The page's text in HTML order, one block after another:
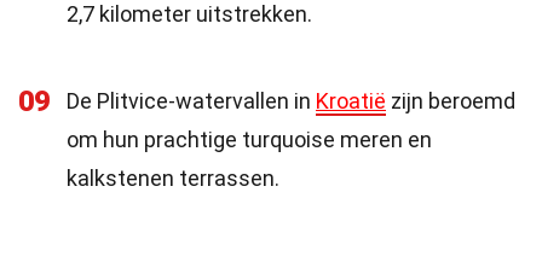
2,7 kilometer uitstrekken.
09 De Plitvice-watervallen in Kroatië zijn beroemd
om hun prachtige turquoise meren en
kalkstenen terrassen.